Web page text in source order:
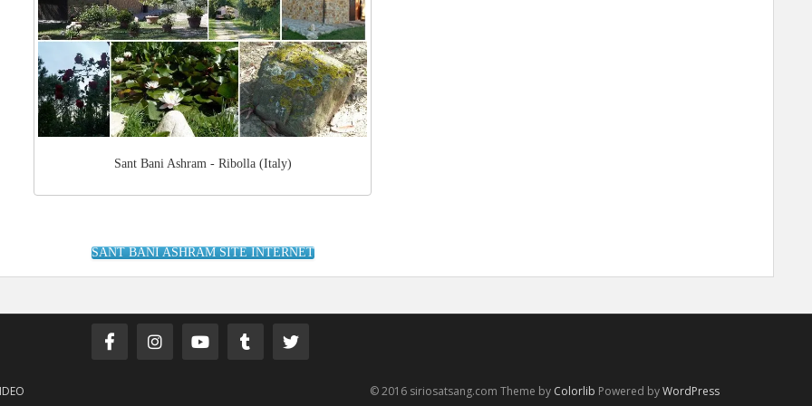
Sant Bani Ashram - Ribolla (Italy)
SANT BANI ASHRAM SITE INTERNET
© 2016 siriosatsang.com Theme by Colorlib Powered byWordPress